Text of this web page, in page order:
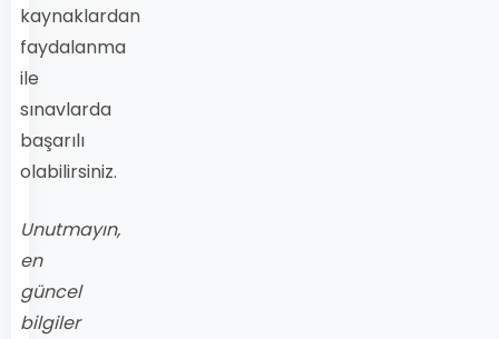
kaynaklardan
faydalanma
ile
sınavlarda
başarılı
olabilirsiniz.
Unutmayın,
en
güncel
bilgiler